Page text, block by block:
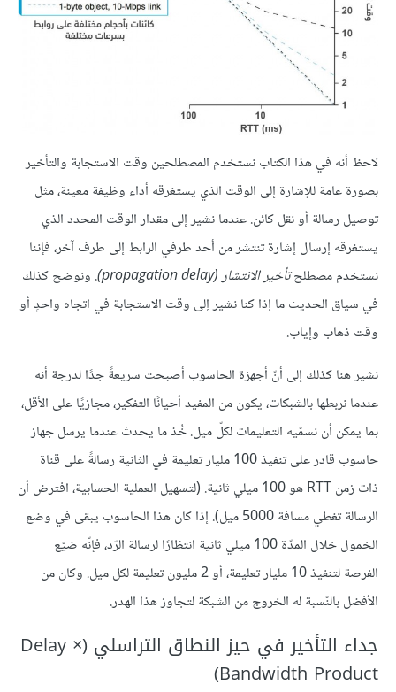
لاحظ أنه في هذا الكتاب نستخدم المصطلحين وقت الاستجابة والتأخير
بصورة عامة للإشارة إلى الوقت الذي يستغرقه أداء وظيفة معينة، مثل
توصيل رسالة أو نقل كائن. عندما نشير إلى مقدار الوقت المحدد الذي
يستغرقه إرسال إشارة تنتشر من أحد طرفي الرابط إلى طرف آخر، فإننا
نستخدم مصطلحتأخير الانتشار (propagation delay)
. ونوضح كذلك
في سياق الحديث ما إذا كنا نشير إلى وقت الاستجابة في اتجاه واحدٍ أو
وقت ذهاب وإياب.
نشير هنا كذلك إلى أنّ أجهزة الحاسوب أصبحت سريعةً جدًا لدرجة أنه
عندما نربطها بالشبكات، يكون من المفيد أحيانًا التفكير، مجازيًا على الأقل،
بما يمكن أن نسمّيه التعليمات لكلّ ميل. خُذ ما يحدث عندما يرسل جهاز
حاسوب قادر على تنفيذ 100 مليار تعليمة في الثانية رسالةً على قناة
ذات زمن RTT هو 100 ميلي ثانية. (لتسهيل العملية الحسابية، افترض أن
الرسالة تغطي مسافة 5000 ميل). إذا كان هذا الحاسوب يبقى في وضع
الخمول خلال المدّة 100 ميلي ثانية انتظارًا لرسالة الرّد، فإنّه ضيّع
الفرصة لتنفيذ 10 مليار تعليمة، أو 2 مليون تعليمة لكل ميل. وكان من
الأفضل بالنّسبة له الخروج من الشبكة لتجاوز هذا الهدر.
جداء التأخير في حيز النطاق التراسلي (Delay ×
Bandwidth Product)